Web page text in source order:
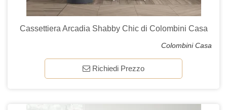
Cassettiera Arcadia Shabby Chic di Colombini Casa
Colombini Casa
Richiedi Prezzo